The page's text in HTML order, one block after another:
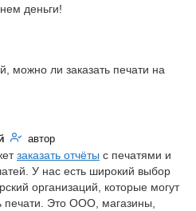
деньги!
можно ли заказать печати на
автор
заказать отчёты с печатями и
У нас есть широкий выбор
организаций, которые могут
печати. Это ООО, магазины,